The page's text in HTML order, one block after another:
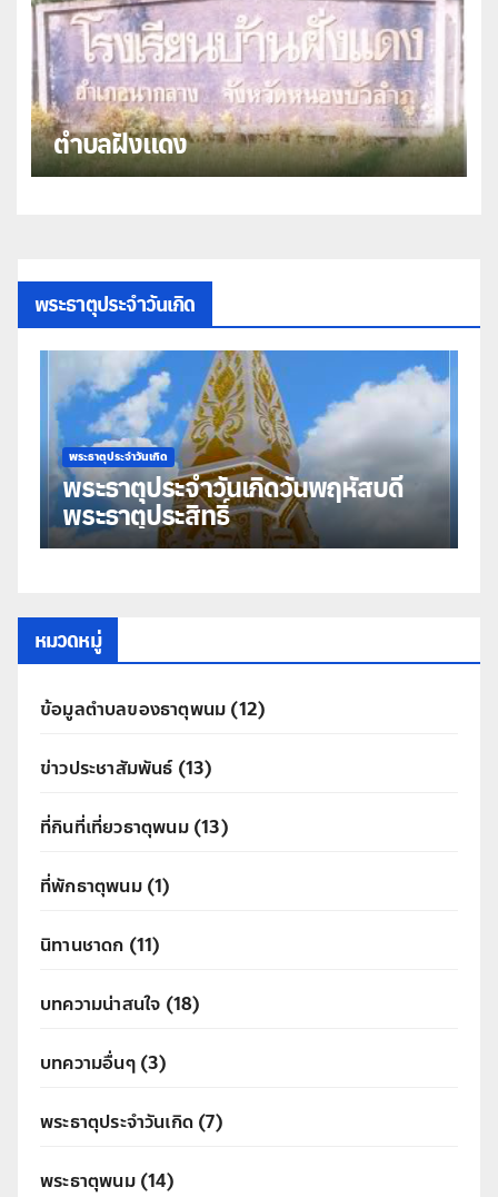
ตำบลฝั่งแดง
พระธาตุประจำวันเกิด
พระธาตุประจำวันเกิด
พระธาตุประจำวันเกิดวันพฤหัสบดี
พระธาตุประสิทธิ์
หมวดหมู่
ข้อมูลตำบลของธาตุพนม (12)
ข่าวประชาสัมพันธ์(13)
ที่กินที่เที่ยวธาตุพนม(13)
ที่พักธาตุพนม(1)
นิทานชาดก (11)
บทความน่าสนใจ (18)
บทความอื่นๆ(3)
พระธาตุประจำวันเกิด (7)
พระธาตุพนม(14)